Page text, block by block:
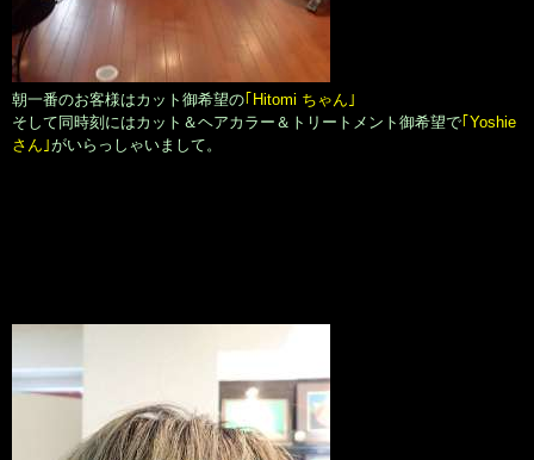
朝一番のお客様はカット御希望の｢Hitomi ちゃん｣
そして同時刻にはカット＆ヘアカラー＆トリートメント御希望で｢Yoshie
さん｣がいらっしゃいまして。